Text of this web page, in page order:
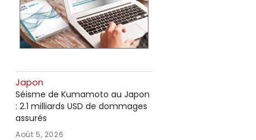
Japon
Séisme de Kumamoto au Japon
: 2.1 milliards USD de dommages
assurés
Août 5, 2026